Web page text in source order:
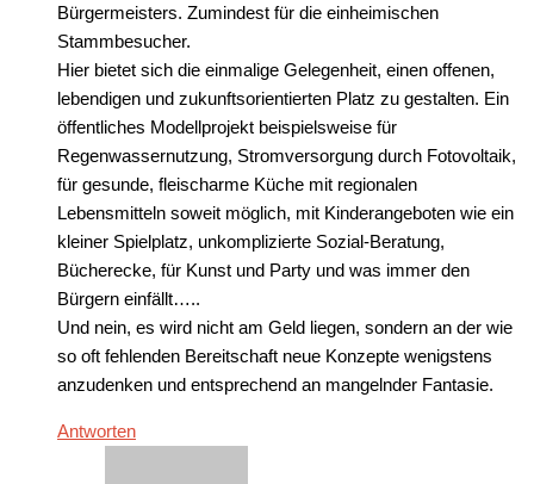
Bürgermeisters. Zumindest für die einheimischen
Stammbesucher.
Hier bietet sich die einmalige Gelegenheit, einen offenen,
lebendigen und zukunftsorientierten Platz zu gestalten. Ein
öffentliches Modellprojekt beispielsweise für
Regenwassernutzung, Stromversorgung durch Fotovoltaik,
für gesunde, fleischarme Küche mit regionalen
Lebensmitteln soweit möglich, mit Kinderangeboten wie ein
kleiner Spielplatz, unkomplizierte Sozial-Beratung,
Bücherecke, für Kunst und Party und was immer den
Bürgern einfällt…..
Und nein, es wird nicht am Geld liegen, sondern an der wie
so oft fehlenden Bereitschaft neue Konzepte wenigstens
anzudenken und entsprechend an mangelnder Fantasie.
Antworten